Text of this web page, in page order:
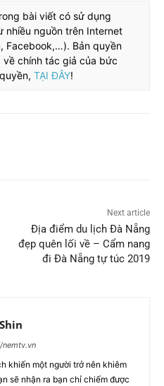
bài viết có sử dụng
nhiều nguồn trên Internet
Facebook,…). Bản quyền
về chính tác giả của bức
TẠI ĐÂY!
Next article
Địa điểm du lịch Đà Nẵng
đẹp quên lối về – Cẩm nang
đi Đà Nẵng tự túc 2019
khiến một người trở nên khiêm
sẽ nhận ra bạn chỉ chiếm được